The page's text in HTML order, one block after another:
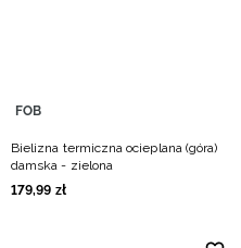
FOB
Bielizna termiczna ocieplana (góra)
damska - zielona
179,99 zł